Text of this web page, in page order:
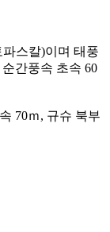
파스칼)이며 태풍
간풍속 초속 60
70ｍ, 규슈 북부